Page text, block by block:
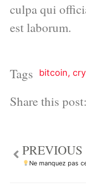
culpa qui
est laborum.
Tags bitcoin,
Share this post:
PREVIOUS
Ne manquez pas cette grande opportunité d’achat de NEOUSD